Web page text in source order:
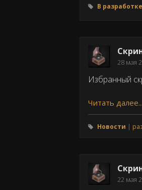
В разработке
Дата
28 мая
Избранный
Читать далее...
Новости
Дата
22 мая